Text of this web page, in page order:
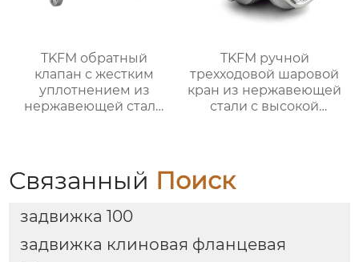
TKFM обратный
клапан с жестким
уплотнением из
нержавеющей стали
TKFM ручной
трехходовой шаровой
кран из нержавеющей
стали с высокой
Связанный Поиск
задвижка 100
задвижка клиновая фланцевая